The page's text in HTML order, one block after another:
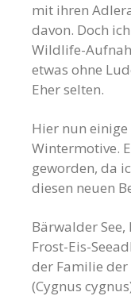
mit ihren
davon. Doch
Wildlife-
etwas ohne
Eher selten.
Hier nun
Wintermotive.
geworden, da
diesen neuen
Bärwalder
Frost-Eis-
der Familie
(Cygnus